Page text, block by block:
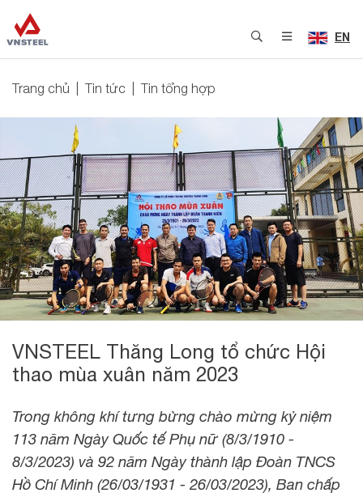
EN
Trang chủ Tin tức Tin tổng hợp
VNSTEEL Thăng Long tổ chức Hội
thao mùa xuân năm 2023
Trong không khí tưng bừng chào mừng kỷ niệm
113 năm Ngày Quốc tế Phụ nữ (8/3/1910 -
8/3/2023) và 92 năm Ngày thành lập Đoàn TNCS
Hồ Chí Minh (26/03/1931 - 26/03/2023), Ban chấp